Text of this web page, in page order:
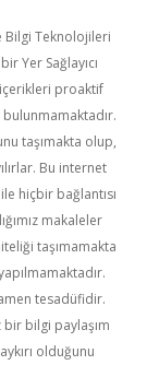
Bilgi Teknolojileri
Yer Sağlayıcı
proaktif
taşımakta olup,
Bu internet
hiçbir bağlantısı
makaleler
taşımamakta
tesadüfidir.
bir bilgi paylaşım
olduğunu